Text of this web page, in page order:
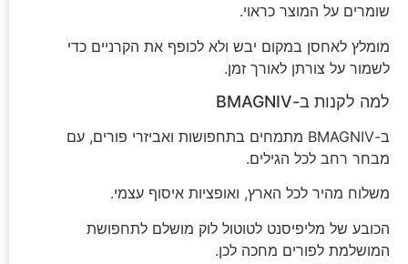
שומרים על המוצר כראוי.
מומלץ לאחסן במקום יבש ולא לכופף את הקרניים כדי
לשמור על צורתן לאורך זמן.
למה לקנות ב-BMAGNIV
ב-BMAGNIV מתמחים בתחפושות ואביזרי פורים, עם
מבחר רחב לכל הגילים.
משלוח מהיר לכל הארץ, ואופציות איסוף עצמי.
הכובע של מליפיסנט לטוטול לוק מושלם לתחפושת
המושלמת לפורים מחכה לכן.